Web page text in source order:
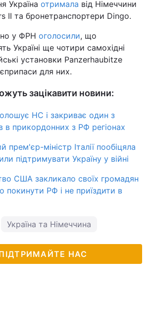
Україна отримала від Німеччини
II та бронетранспортери Dingo.
у ФРН оголосили, що
Україні ще чотири самохідні
установки Panzerhaubitze
для них.
зацікавити новини:
НС і закриває один з
в прикордонних з РФ регіонах
прем'єр-міністр Італії пообіцяла
підтримувати Україну у війні
США закликало своїх громадян
покинути РФ і не приїздити в
Україна та Німеччина
НАС